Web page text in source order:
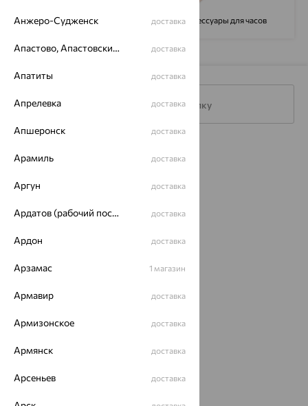
Сопутствующие товары Аксессуары для часов
Подписаться на рассылку
ул. Зегеля, 27/2
Другие города
8 (800) 250-02-30
Заказать звонок
Анжеро-Судженск доставка
Апастово, Апастовский район доставка
Апатиты доставка
Апрелевка доставка
Апшеронск доставка
Арамиль доставка
Аргун доставка
Ардатов (рабочий поселок) доставка
Ардон доставка
Арзамас 1 магазин
Армавир доставка
Армизонское доставка
Армянск доставка
Арсеньев доставка